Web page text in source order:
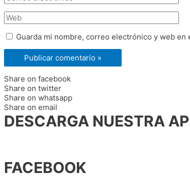
electrónico*
Web
Guarda mi nombre, correo electrónico y web
Share on facebook
Share on twitter
Share on whatsapp
Share on email
DESCARGA NUESTRA
FACEBOOK